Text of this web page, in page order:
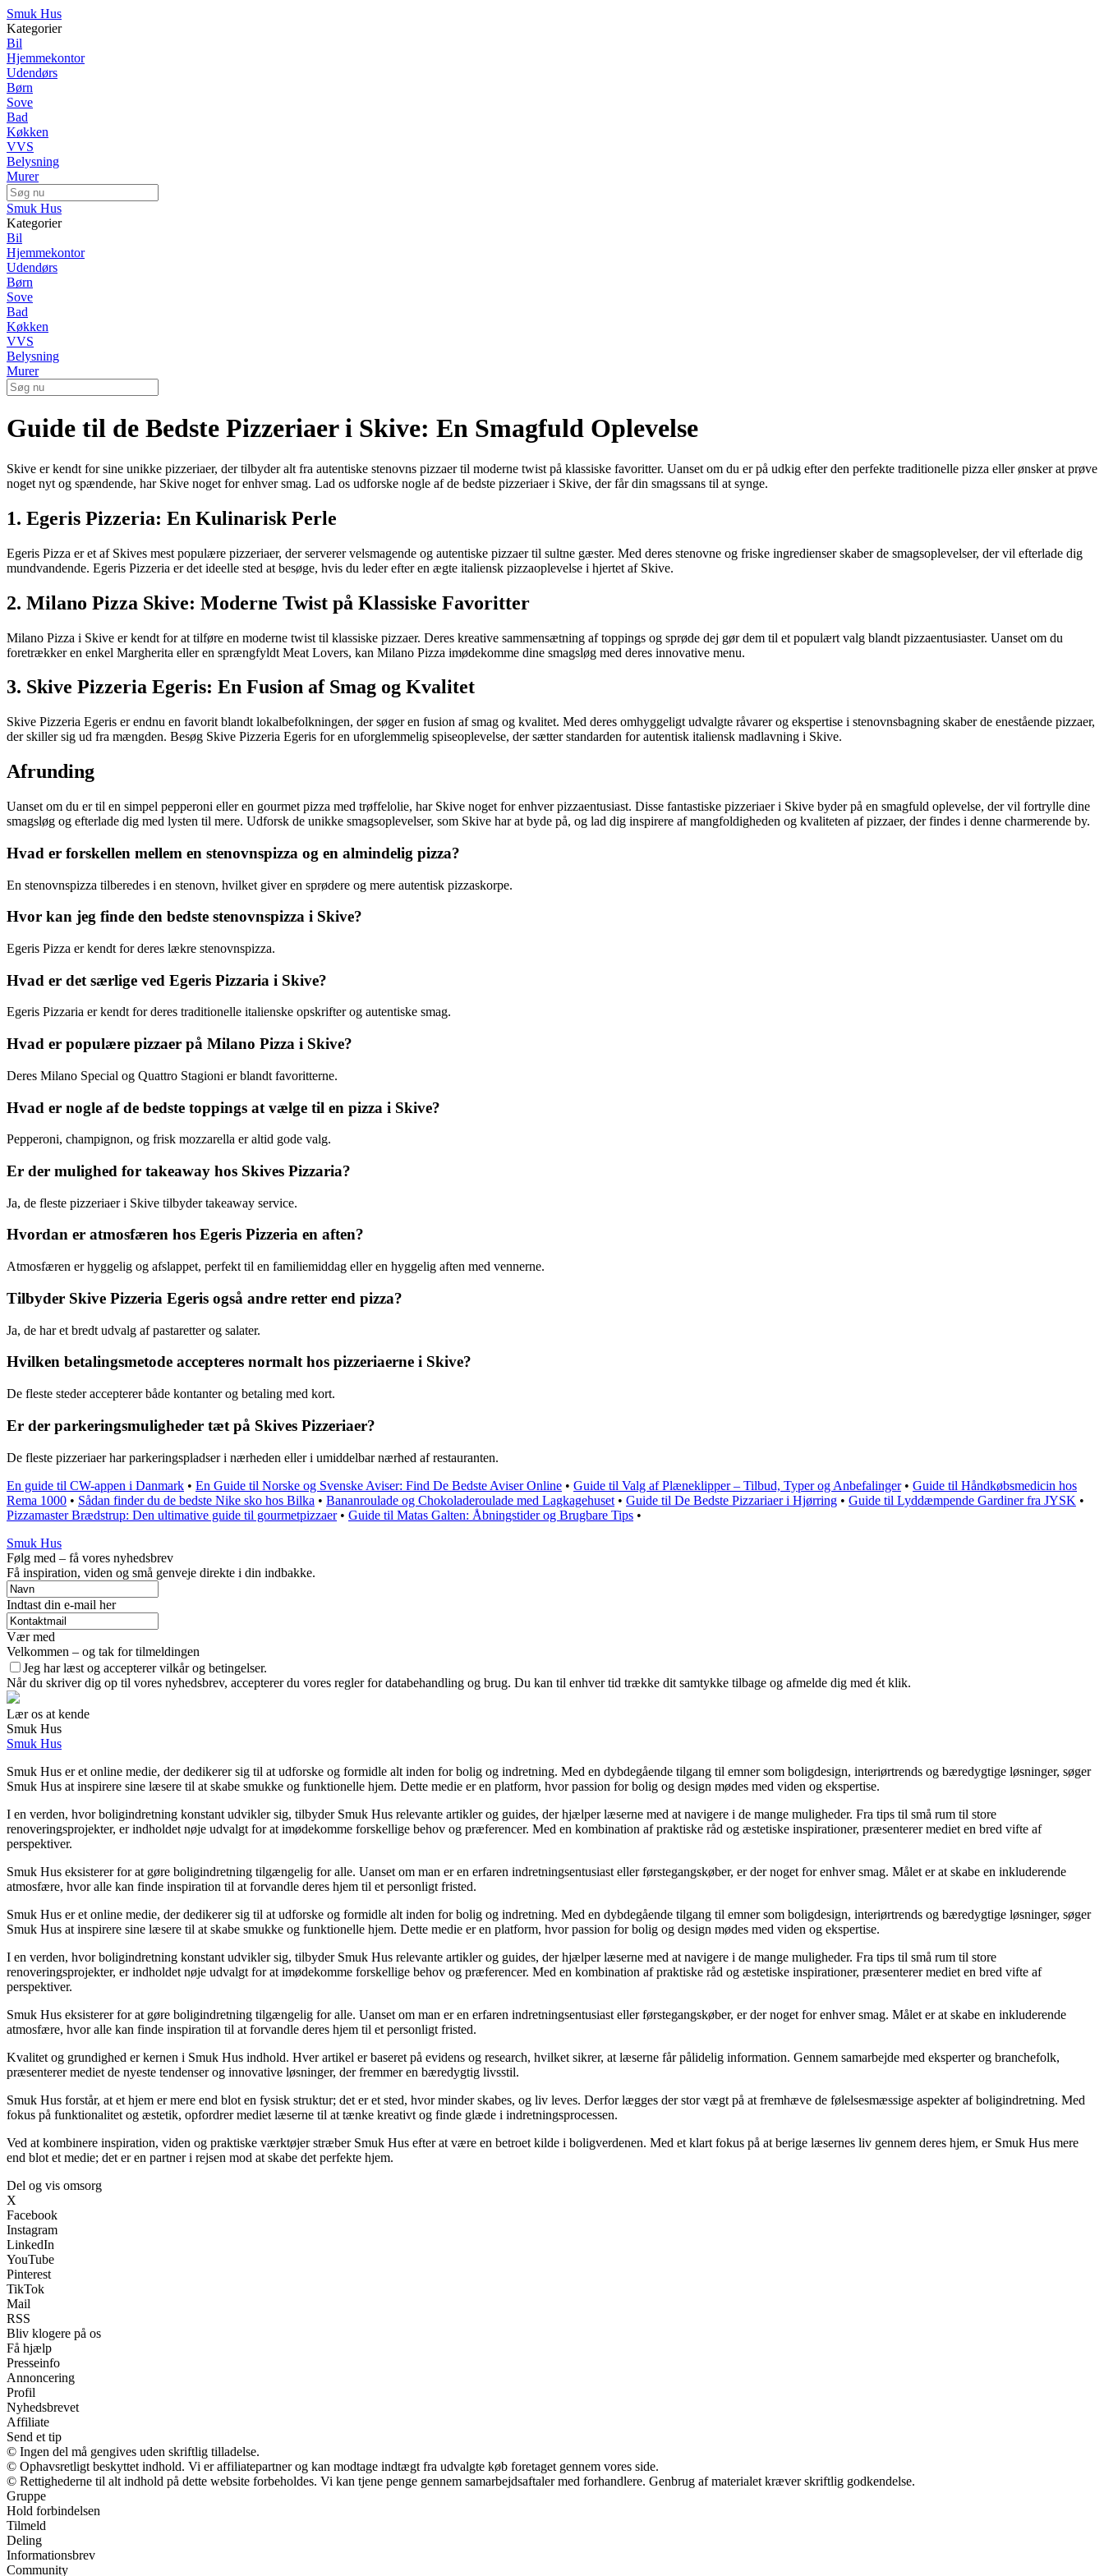
Smuk Hus
Kategorier
Bil
Hjemmekontor
Udendørs
Børn
Sove
Bad
Køkken
VVS
Belysning
Murer
Smuk Hus
Kategorier
Bil
Hjemmekontor
Udendørs
Børn
Sove
Bad
Køkken
VVS
Belysning
Murer
Guide til de Bedste Pizzeriaer i Skive: En Smagfuld Oplevelse
Skive er kendt for sine unikke pizzeriaer, der tilbyder alt fra autentiske stenovns pizzaer til moderne twist på klassiske favoritter. Uanset om du er på udkig efter den perfekte traditionelle pizza eller ønsker at prøve
noget nyt og spændende, har Skive noget for enhver smag. Lad os udforske nogle af de bedste pizzeriaer i Skive, der får din smagssans til at synge.
1. Egeris Pizzeria: En Kulinarisk Perle
Egeris Pizza er et af Skives mest populære pizzeriaer, der serverer velsmagende og autentiske pizzaer til sultne gæster. Med deres stenovne og friske ingredienser skaber de smagsoplevelser, der vil efterlade dig
mundvandende. Egeris Pizzeria er det ideelle sted at besøge, hvis du leder efter en ægte italiensk pizzaoplevelse i hjertet af Skive.
2. Milano Pizza Skive: Moderne Twist på Klassiske Favoritter
Milano Pizza i Skive er kendt for at tilføre en moderne twist til klassiske pizzaer. Deres kreative sammensætning af toppings og sprøde dej gør dem til et populært valg blandt pizzaentusiaster. Uanset om du
foretrækker en enkel Margherita eller en sprængfyldt Meat Lovers, kan Milano Pizza imødekomme dine smagsløg med deres innovative menu.
3. Skive Pizzeria Egeris: En Fusion af Smag og Kvalitet
Skive Pizzeria Egeris er endnu en favorit blandt lokalbefolkningen, der søger en fusion af smag og kvalitet. Med deres omhyggeligt udvalgte råvarer og ekspertise i stenovnsbagning skaber de enestående pizzaer,
der skiller sig ud fra mængden. Besøg Skive Pizzeria Egeris for en uforglemmelig spiseoplevelse, der sætter standarden for autentisk italiensk madlavning i Skive.
Afrunding
Uanset om du er til en simpel pepperoni eller en gourmet pizza med trøffelolie, har Skive noget for enhver pizzaentusiast. Disse fantastiske pizzeriaer i Skive byder på en smagfuld oplevelse, der vil fortrylle dine
smagsløg og efterlade dig med lysten til mere. Udforsk de unikke smagsoplevelser, som Skive har at byde på, og lad dig inspirere af mangfoldigheden og kvaliteten af pizzaer, der findes i denne charmerende by.
Hvad er forskellen mellem en stenovnspizza og en almindelig pizza?
En stenovnspizza tilberedes i en stenovn, hvilket giver en sprødere og mere autentisk pizzaskorpe.
Hvor kan jeg finde den bedste stenovnspizza i Skive?
Egeris Pizza er kendt for deres lækre stenovnspizza.
Hvad er det særlige ved Egeris Pizzaria i Skive?
Egeris Pizzaria er kendt for deres traditionelle italienske opskrifter og autentiske smag.
Hvad er populære pizzaer på Milano Pizza i Skive?
Deres Milano Special og Quattro Stagioni er blandt favoritterne.
Hvad er nogle af de bedste toppings at vælge til en pizza i Skive?
Pepperoni, champignon, og frisk mozzarella er altid gode valg.
Er der mulighed for takeaway hos Skives Pizzaria?
Ja, de fleste pizzeriaer i Skive tilbyder takeaway service.
Hvordan er atmosfæren hos Egeris Pizzeria en aften?
Atmosfæren er hyggelig og afslappet, perfekt til en familiemiddag eller en hyggelig aften med vennerne.
Tilbyder Skive Pizzeria Egeris også andre retter end pizza?
Ja, de har et bredt udvalg af pastaretter og salater.
Hvilken betalingsmetode accepteres normalt hos pizzeriaerne i Skive?
De fleste steder accepterer både kontanter og betaling med kort.
Er der parkeringsmuligheder tæt på Skives Pizzeriaer?
De fleste pizzeriaer har parkeringspladser i nærheden eller i umiddelbar nærhed af restauranten.
En guide til CW-appen i Danmark • En Guide til Norske og Svenske Aviser: Find De Bedste Aviser Online • Guide til Valg af Plæneklipper – Tilbud, Typer og Anbefalinger• Guide til Håndkøbsmedicin hos
Rema 1000 • Sådan finder du de bedste Nike sko hos Bilka • Bananroulade og Chokoladeroulade med Lagkagehuset • Guide til De Bedste Pizzariaer i Hjørring • Guide til Lyddæmpende Gardiner fra JYSK •
Pizzamaster Brædstrup: Den ultimative guide til gourmetpizzaer• Guide til Matas Galten: Åbningstider og Brugbare Tips •
Smuk Hus
Følg med – få vores nyhedsbrev
Få inspiration, viden og små genveje direkte i din indbakke.
Indtast din e-mail her
Vær med
Velkommen – og tak for tilmeldingen
Jeg har læst og accepterer vilkår og betingelser.
Når du skriver dig op til vores nyhedsbrev, accepterer du vores regler for databehandling og brug. Du kan til enhver tid trække dit samtykke tilbage og afmelde dig med ét klik.
Lær os at kende
Smuk Hus
Smuk Hus
Smuk Hus er et online medie, der dedikerer sig til at udforske og formidle alt inden for bolig og indretning. Med en dybdegående tilgang til emner som boligdesign, interiørtrends og bæredygtige løsninger, søger
Smuk Hus at inspirere sine læsere til at skabe smukke og funktionelle hjem. Dette medie er en platform, hvor passion for bolig og design mødes med viden og ekspertise.
I en verden, hvor boligindretning konstant udvikler sig, tilbyder Smuk Hus relevante artikler og guides, der hjælper læserne med at navigere i de mange muligheder. Fra tips til små rum til store
renoveringsprojekter, er indholdet nøje udvalgt for at imødekomme forskellige behov og præferencer. Med en kombination af praktiske råd og æstetiske inspirationer, præsenterer mediet en bred vifte af
perspektiver.
Smuk Hus eksisterer for at gøre boligindretning tilgængelig for alle. Uanset om man er en erfaren indretningsentusiast eller førstegangskøber, er der noget for enhver smag. Målet er at skabe en inkluderende
atmosfære, hvor alle kan finde inspiration til at forvandle deres hjem til et personligt fristed.
Smuk Hus er et online medie, der dedikerer sig til at udforske og formidle alt inden for bolig og indretning. Med en dybdegående tilgang til emner som boligdesign, interiørtrends og bæredygtige løsninger, søger
Smuk Hus at inspirere sine læsere til at skabe smukke og funktionelle hjem. Dette medie er en platform, hvor passion for bolig og design mødes med viden og ekspertise.
I en verden, hvor boligindretning konstant udvikler sig, tilbyder Smuk Hus relevante artikler og guides, der hjælper læserne med at navigere i de mange muligheder. Fra tips til små rum til store
renoveringsprojekter, er indholdet nøje udvalgt for at imødekomme forskellige behov og præferencer. Med en kombination af praktiske råd og æstetiske inspirationer, præsenterer mediet en bred vifte af
perspektiver.
Smuk Hus eksisterer for at gøre boligindretning tilgængelig for alle. Uanset om man er en erfaren indretningsentusiast eller førstegangskøber, er der noget for enhver smag. Målet er at skabe en inkluderende
atmosfære, hvor alle kan finde inspiration til at forvandle deres hjem til et personligt fristed.
Kvalitet og grundighed er kernen i Smuk Hus indhold. Hver artikel er baseret på evidens og research, hvilket sikrer, at læserne får pålidelig information. Gennem samarbejde med eksperter og branchefolk,
præsenterer mediet de nyeste tendenser og innovative løsninger, der fremmer en bæredygtig livsstil.
Smuk Hus forstår, at et hjem er mere end blot en fysisk struktur; det er et sted, hvor minder skabes, og liv leves. Derfor lægges der stor vægt på at fremhæve de følelsesmæssige aspekter af boligindretning. Med
fokus på funktionalitet og æstetik, opfordrer mediet læserne til at tænke kreativt og finde glæde i indretningsprocessen.
Ved at kombinere inspiration, viden og praktiske værktøjer stræber Smuk Hus efter at være en betroet kilde i boligverdenen. Med et klart fokus på at berige læsernes liv gennem deres hjem, er Smuk Hus mere
end blot et medie; det er en partner i rejsen mod at skabe det perfekte hjem.
Del og vis omsorg
X
Facebook
Instagram
LinkedIn
YouTube
Pinterest
TikTok
Mail
RSS
Bliv klogere på os
Få hjælp
Presseinfo
Annoncering
Profil
Nyhedsbrevet
Affiliate
Send et tip
© Ingen del må gengives uden skriftlig tilladelse.
© Ophavsretligt beskyttet indhold. Vi er affiliatepartner og kan modtage indtægt fra udvalgte køb foretaget gennem vores side.
© Rettighederne til alt indhold på dette website forbeholdes. Vi kan tjene penge gennem samarbejdsaftaler med forhandlere. Genbrug af materialet kræver skriftlig godkendelse.
Gruppe
Hold forbindelsen
Tilmeld
Deling
Informationsbrev
Community